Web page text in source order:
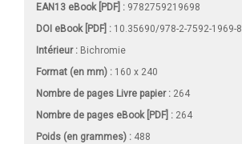
EAN13 eBook [PDF] : 9782759219698
DOI eBook [PDF] : 10.35690/978-2-7592-1969-8
Intérieur : Bichromie
Format (en mm) : 160 x 240
Nombre de pages Livre papier: 264
Nombre de pages eBook [PDF] : 264
Poids (en grammes) : 488